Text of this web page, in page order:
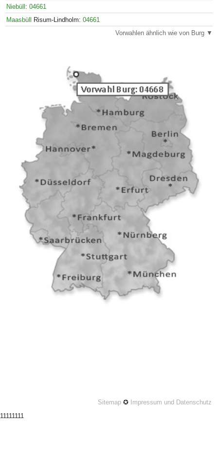
Niebüll : 04661
Maasbüll
Risum-Lindholm: 04661
Vorwahlen ähnlich wie von Burg ▼
Sitemap ✪ Impressum und Datenschutz
11111111